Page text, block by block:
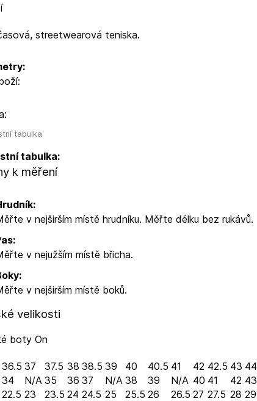
streetwearová teniska.
tabulka
tabulka:
k měření
v nejširším místě hrudníku. Měřte délku bez rukávů.
v nejužším místě břicha.
v nejširším místě boků.
velikosti
boty On
36.5 37 37.5 38 38.5 39 40 40.5 41 42 42.5 43 44
34 N/A 35 36 37 N/A 38 39 N/A 40 41 42 43
22.5 23 23.5 24 24.5 25 25.5 26 26.5 27 27.5 28 29